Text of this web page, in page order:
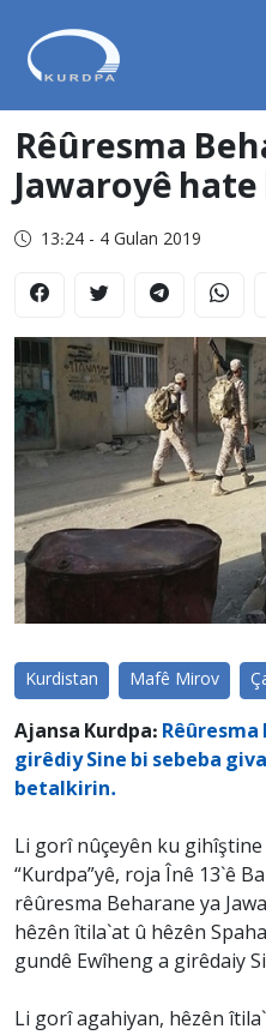
Rêûresma
Jawaroyê
13:24 - 4 Gulan 2019
Kurdistan Mafê Mirov
Ajansa Kurdpa: Rêûresma
girêdiy Sine bi sebeba
betalkirin.
Li gorî nûçeyên ku
“Kurdpa”yê, roja Înê 13`ê
rêûresma Beharane ya
hêzên îtila`at û hêzên
gundê Ewîheng a girêdaiy
Li gorî agahiyan, hêzên